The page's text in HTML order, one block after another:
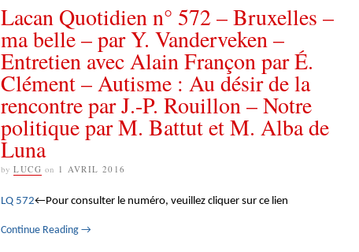
Lacan Quotidien n° 572 – Bruxelles –
ma belle – par Y. Vanderveken –
Entretien avec Alain Françon par É.
Clément – Autisme : Au désir de la
rencontre par J.-P. Rouillon – Notre
politique par M. Battut et M. Alba de
Luna
by LUCG on 1 AVRIL 2016
LQ 572←Pour consulter le numéro, veuillez cliquer sur ce lien
Continue Reading →